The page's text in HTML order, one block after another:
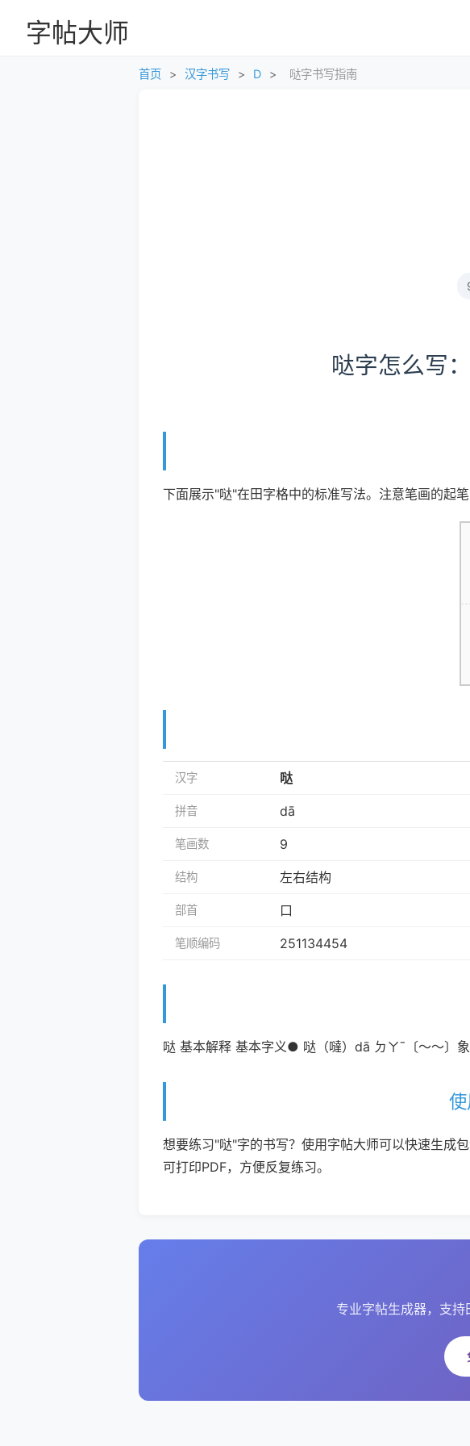
字帖大师
首页 > 汉字书写 > D > 哒字书写指南
哒字怎么写
下面展示"哒"在田字格中的标准写法。注意笔画的起笔
汉字 哒
拼音 dā
笔画数 9
结构 左右结构
部首 口
笔顺编码 251134454
哒 基本解释 基本字义● 哒（噠）dā ㄉㄚˉ〔～～〕
想要练习"哒"字的书写？使用字帖大师可以快速生成
可打印PDF，方便反复练习。
专业字帖生成器，支